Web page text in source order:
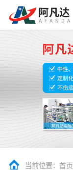
当前位置： 首页